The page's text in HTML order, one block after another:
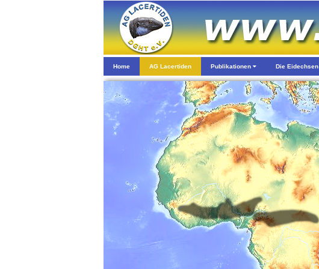
Home AG Lacertiden Publikationen Die Eidechsen